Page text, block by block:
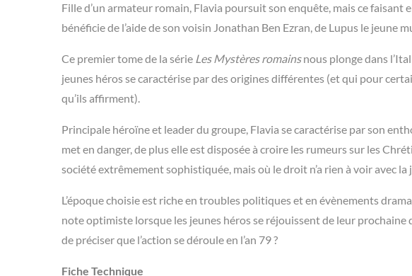
Fille d’un armateur romain, Flavia poursuit son enquête, mais ce
bénéficie de l’aide de son voisin Jonathan Ben Ezran, de Lupus le jeune
Ce premier tome de la série Les Mystères romainsnous plonge dans
jeunes héros se caractérise par des origines différentes (et qui pour
qu’ils affirment).
Principale héroïne et leader du groupe, Flavia se caractérise par son
met en danger, de plus elle est disposée à croire les rumeurs sur les
société extrêmement sophistiquée, mais où le droit n’a rien à voir avec la
L’époque choisie est riche en troubles politiques et en évènements
note optimiste lorsque les jeunes héros se réjouissent de leur prochaine
de préciser que l’action se déroule en l’an 79 ?
Fiche Technique